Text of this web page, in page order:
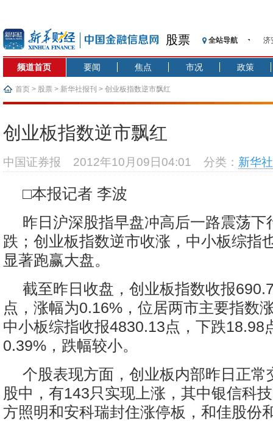
股票 全站导航
济
【
济
基
频道首页 要闻 焦点 市况 政策
首页 > 股票 > 新华社报刊 > 创业板指数逆市飘红
创业板指数逆市飘红
中国证券报 2012年10月09日04:01 分类： 新华
□本报记者 李波
昨日沪深股指早盘冲高后一路震荡下
跌；创业板指数逆市收涨，中小板综指
显著跑赢大盘。
截至昨日收盘，创业板指数收报
点，涨幅为0.16%，位居两市主要指数
中小板综指收报4830.13点，下跌18.98
0.39%，跌幅较小。
个股表现方面，创业板内部昨日正常
股中，有143只实现上涨，其中银信科
方照明和安科瑞封住涨停板，和佳股份